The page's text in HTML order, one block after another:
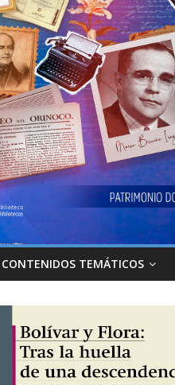
CONTENIDOS TEMÁTICOS